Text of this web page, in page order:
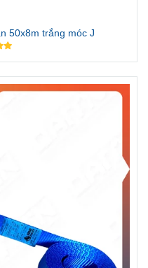
Dây chằng tăng đơ 3T bản 50x8m trắng móc J